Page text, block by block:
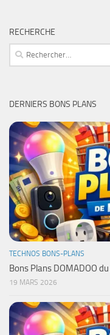
RECHERCHE
Rechercher :
DERNIERS BONS PLANS
TECHNOS BONS-PLANS
Bons Plans DOMADOO
19 MARS 2026